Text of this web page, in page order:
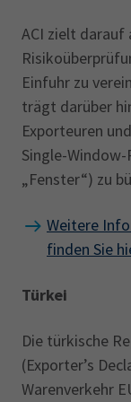
beigebracht
Ausstellung
(2) Im
Ergibt sich
eigenen
hergestellt
ACI zielt darauf
Einfuhr zu
trägt darüber
Exporteuren
Single-
„Fenster“) zu
Weitere
finden Sie
Türkei
Die türkische
(Exporter’s
Warenverkehr